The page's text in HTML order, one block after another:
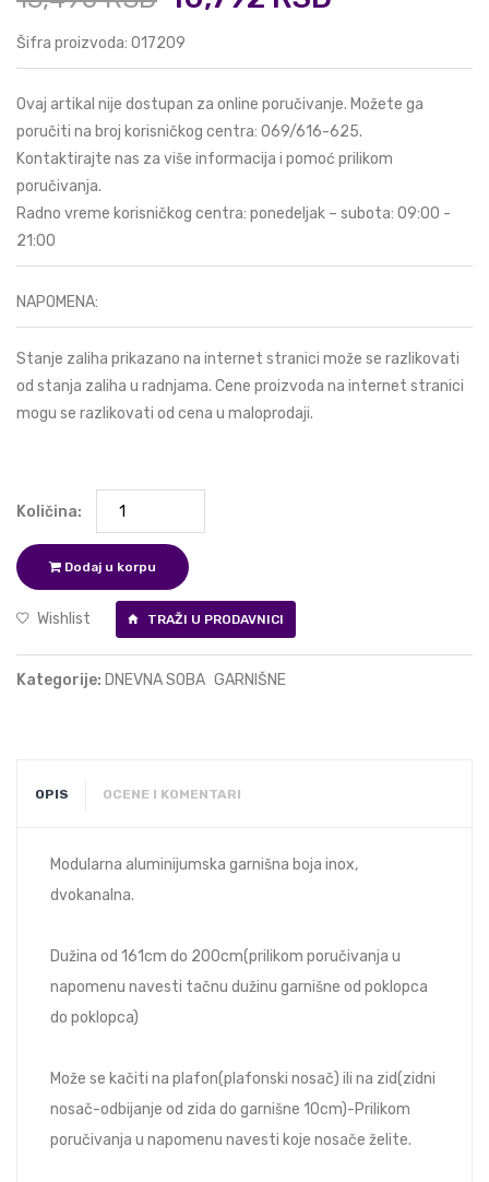
Šifra proizvoda: 017209
Ovaj artikal nije dostupan za online poručivanje. Možete ga
poručiti na broj korisničkog centra: 069/616-625.
Kontaktirajte nas za više informacija i pomoć prilikom
poručivanja.
Radno vreme korisničkog centra: ponedeljak – subota: 09:00 -
21:00
NAPOMENA:
Stanje zaliha prikazano na internet stranici može se razlikovati
od stanja zaliha u radnjama. Cene proizvoda na internet stranici
mogu se razlikovati od cena u maloprodaji.
Količina:
Dodaj u korpu
Wishlist TRAŽI U PRODAVNICI
Kategorije: DNEVNA SOBA GARNIŠNE
OPIS OCENE I KOMENTARI
Modularna aluminijumska garnišna boja inox,
dvokanalna.
Dužina od 161cm do 200cm(prilikom poručivanja u
napomenu navesti tačnu dužinu garnišne od poklopca
do poklopca)
Može se kačiti na plafon(plafonski nosač) ili na zid(zidni
nosač-odbijanje od zida do garnišne 10cm)-Prilikom
poručivanja u napomenu navesti koje nosače želite.